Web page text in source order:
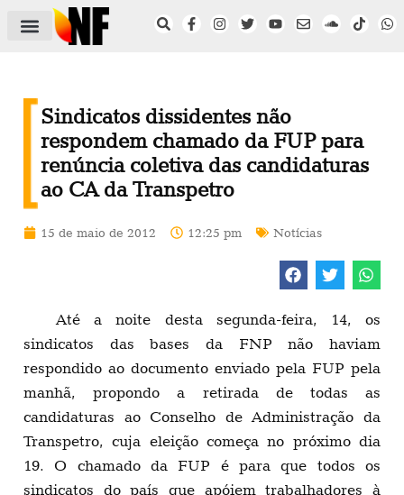
Sindicatos dissidentes não
respondem chamado da FUP para
renúncia coletiva das candidaturas
ao CA da Transpetro
15 de maio de 2012 12:25 pm Notícias
Até a noite desta segunda-feira, 14, os
sindicatos das bases da FNP não haviam
respondido ao documento enviado pela FUP pela
manhã, propondo a retirada de todas as
candidaturas ao Conselho de Administração da
Transpetro, cuja eleição começa no próximo dia
19. O chamado da FUP é para que todos os
sindicatos do país que apóiem trabalhadores à